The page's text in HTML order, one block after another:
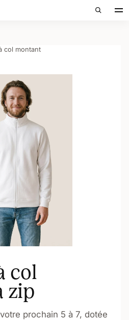
col montant
col
zip
prochain 5 à 7, dotée